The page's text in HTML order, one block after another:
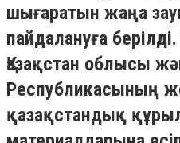
шығаратын жаңа
пайдалануға
Қазақстан облысы
Республикасының
қазақстандық